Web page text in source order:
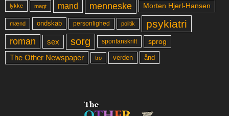
lykke magt mand menneske Morten Hjerl-Hansen
mænd ondskab personlighed politik psykiatri
roman sex sorg spontanskrift sprog
The Other Newspaper tro verden ånd